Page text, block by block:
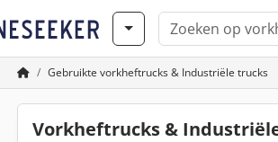
Gebruikte vorkheftrucks & Industriële trucks
Vorkheftrucks &